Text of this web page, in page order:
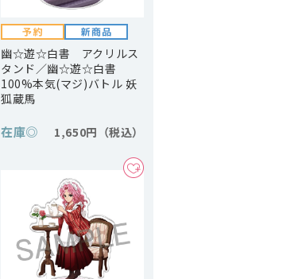
幽☆遊☆白書 アクリルス
タンド／幽☆遊☆白書
100%本気(マジ)バトル 妖
狐蔵馬
在庫◎ 1,650円